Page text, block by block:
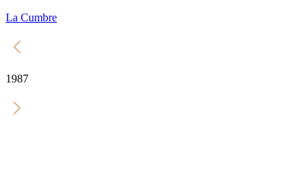
La Cumbre
1987